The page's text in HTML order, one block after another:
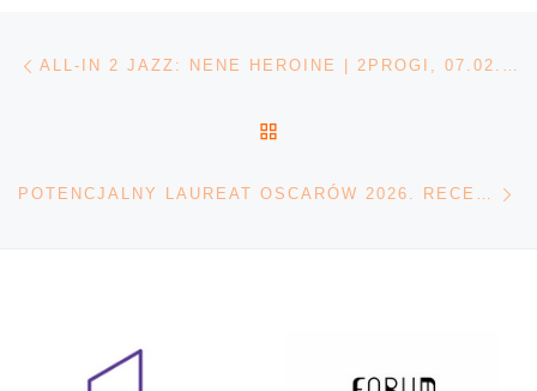
Nawigacja wpisu ALL-IN 2 JAZZ: NENE HEROINE | 2PROGI, 07.02.2026 [RELACJA]
POTENCJALNY LAUREAT OSCARÓW 2026. RECENZJA FILMU „WIELKI MARTY”